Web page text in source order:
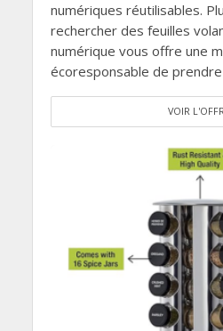
numériques réutilisables.
rechercher des feuilles
numérique vous offre une
écoresponsable de prendre
VOIR